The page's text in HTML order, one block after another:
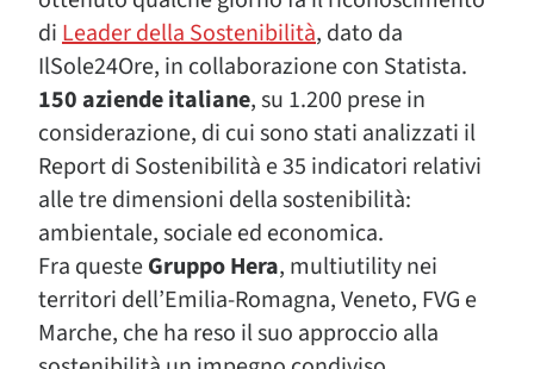
diLeader della Sostenibilità, dato da
IlSole24Ore, in collaborazione con Statista.
150 aziende italiane, su 1.200 prese in
considerazione, di cui sono stati analizzati il
Report di Sostenibilità e 35 indicatori relativi
alle tre dimensioni della sostenibilità:
ambientale, sociale ed economica.
Fra questeGruppo Hera, multiutility nei
territori dell’Emilia-Romagna, Veneto, FVG e
Marche, che ha reso il suo approccio alla